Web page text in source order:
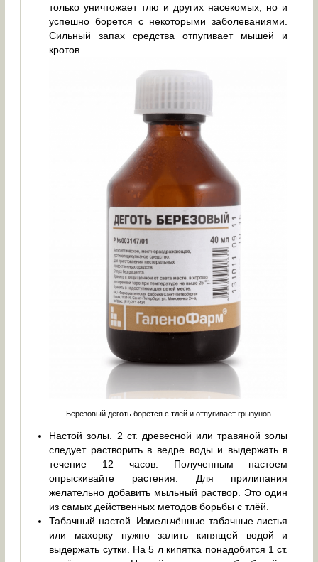
только уничтожает тлю и других насекомых, но и
успешно борется с некоторыми заболеваниями.
Сильный запах средства отпугивает мышей и
кротов.
Берёзовый дёготь борется с тлёй и отпугивает грызунов
Настой золы. 2 ст. древесной или травяной золы
следует растворить в ведре воды и выдержать в
течение 12 часов. Полученным настоем
опрыскивайте растения. Для прилипания
желательно добавить мыльный раствор. Это один
из самых действенных методов борьбы с тлёй.
Табачный настой. Измельчённые табачные листья
или махорку нужно залить кипящей водой и
выдержать сутки. На 5 л кипятка понадобится 1 ст.